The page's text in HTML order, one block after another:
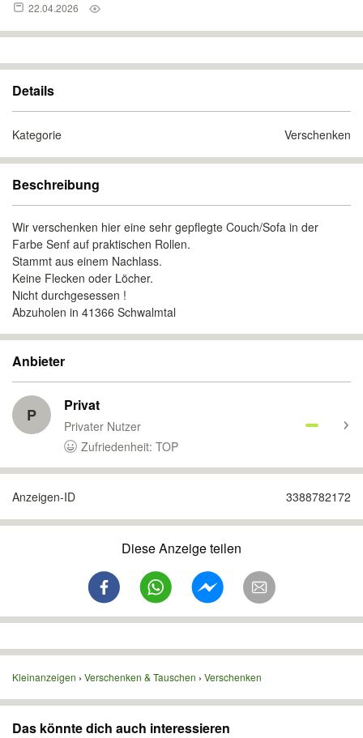
22.04.2026
Details
Kategorie Verschenken
Beschreibung
Wir verschenken hier eine sehr gepflegte Couch/Sofa in der
Farbe Senf auf praktischen Rollen.
Stammt aus einem Nachlass.
Keine Flecken oder Löcher.
Nicht durchgesessen !
Abzuholen in 41366 Schwalmtal
Anbieter
P Privat
Privater Nutzer
Zufriedenheit: TOP
Anzeigen-ID 3388782172
Diese Anzeige teilen
Kleinanzeigen Verschenken & Tauschen Verschenken
Das könnte dich auch interessieren